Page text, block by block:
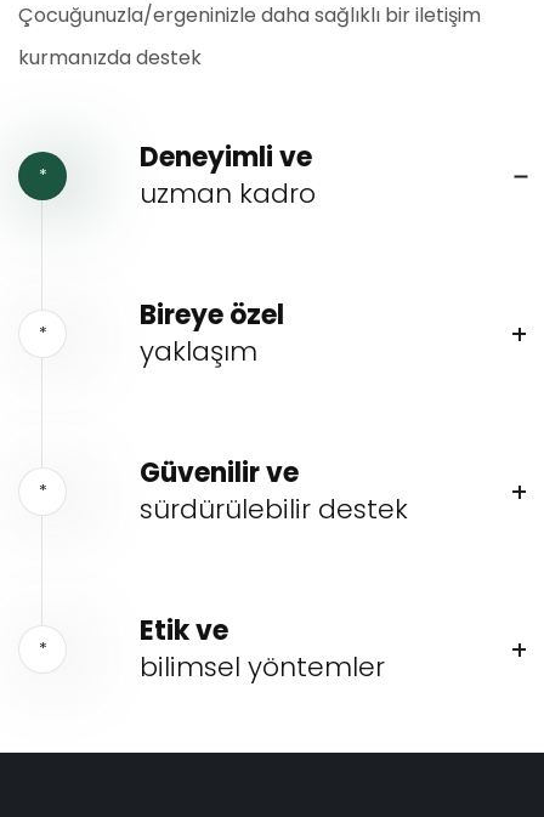
Çocuğunuzla/ergeninizle daha sağlıklı bir iletişim
kurmanızda destek
*
Deneyimli ve
uzman kadro
*
Bireye özel
yaklaşım
*
Güvenilir ve
sürdürülebilir destek
*
Etik ve
bilimsel yöntemler